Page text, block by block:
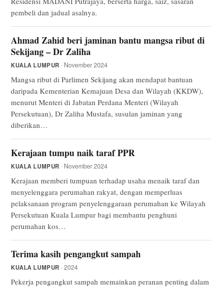
pembeli dan jadual asalnya.
Ahmad Zahid beri jaminan bantu mangsa ribut di
Sekijang – Dr Zaliha
KUALA LUMPUR · November 2024
Mangsa ribut di Parlimen Sekijang akan mendapat bantuan
daripada Kementerian Kemajuan Desa dan Wilayah (KKDW),
menurut Menteri di Jabatan Perdana Menteri (Wilayah
Persekutuan), Dr Zaliha Mustafa, susulan jaminan yang
diberikan…
Kerajaan tumpu naik taraf PPR
KUALA LUMPUR · November 2024
Kerajaan memberi tumpuan terhadap usaha menaik taraf dan
menyelenggara perumahan rakyat, dengan memperluas
pelaksanaan program penyelenggaraan perumahan ke Wilayah
Persekutuan Kuala Lumpur bagi membantu penghuni
perumahan kos…
Terima kasih pengangkut sampah
KUALA LUMPUR · 2024
Pekerja pengangkut sampah memainkan peranan penting dalam